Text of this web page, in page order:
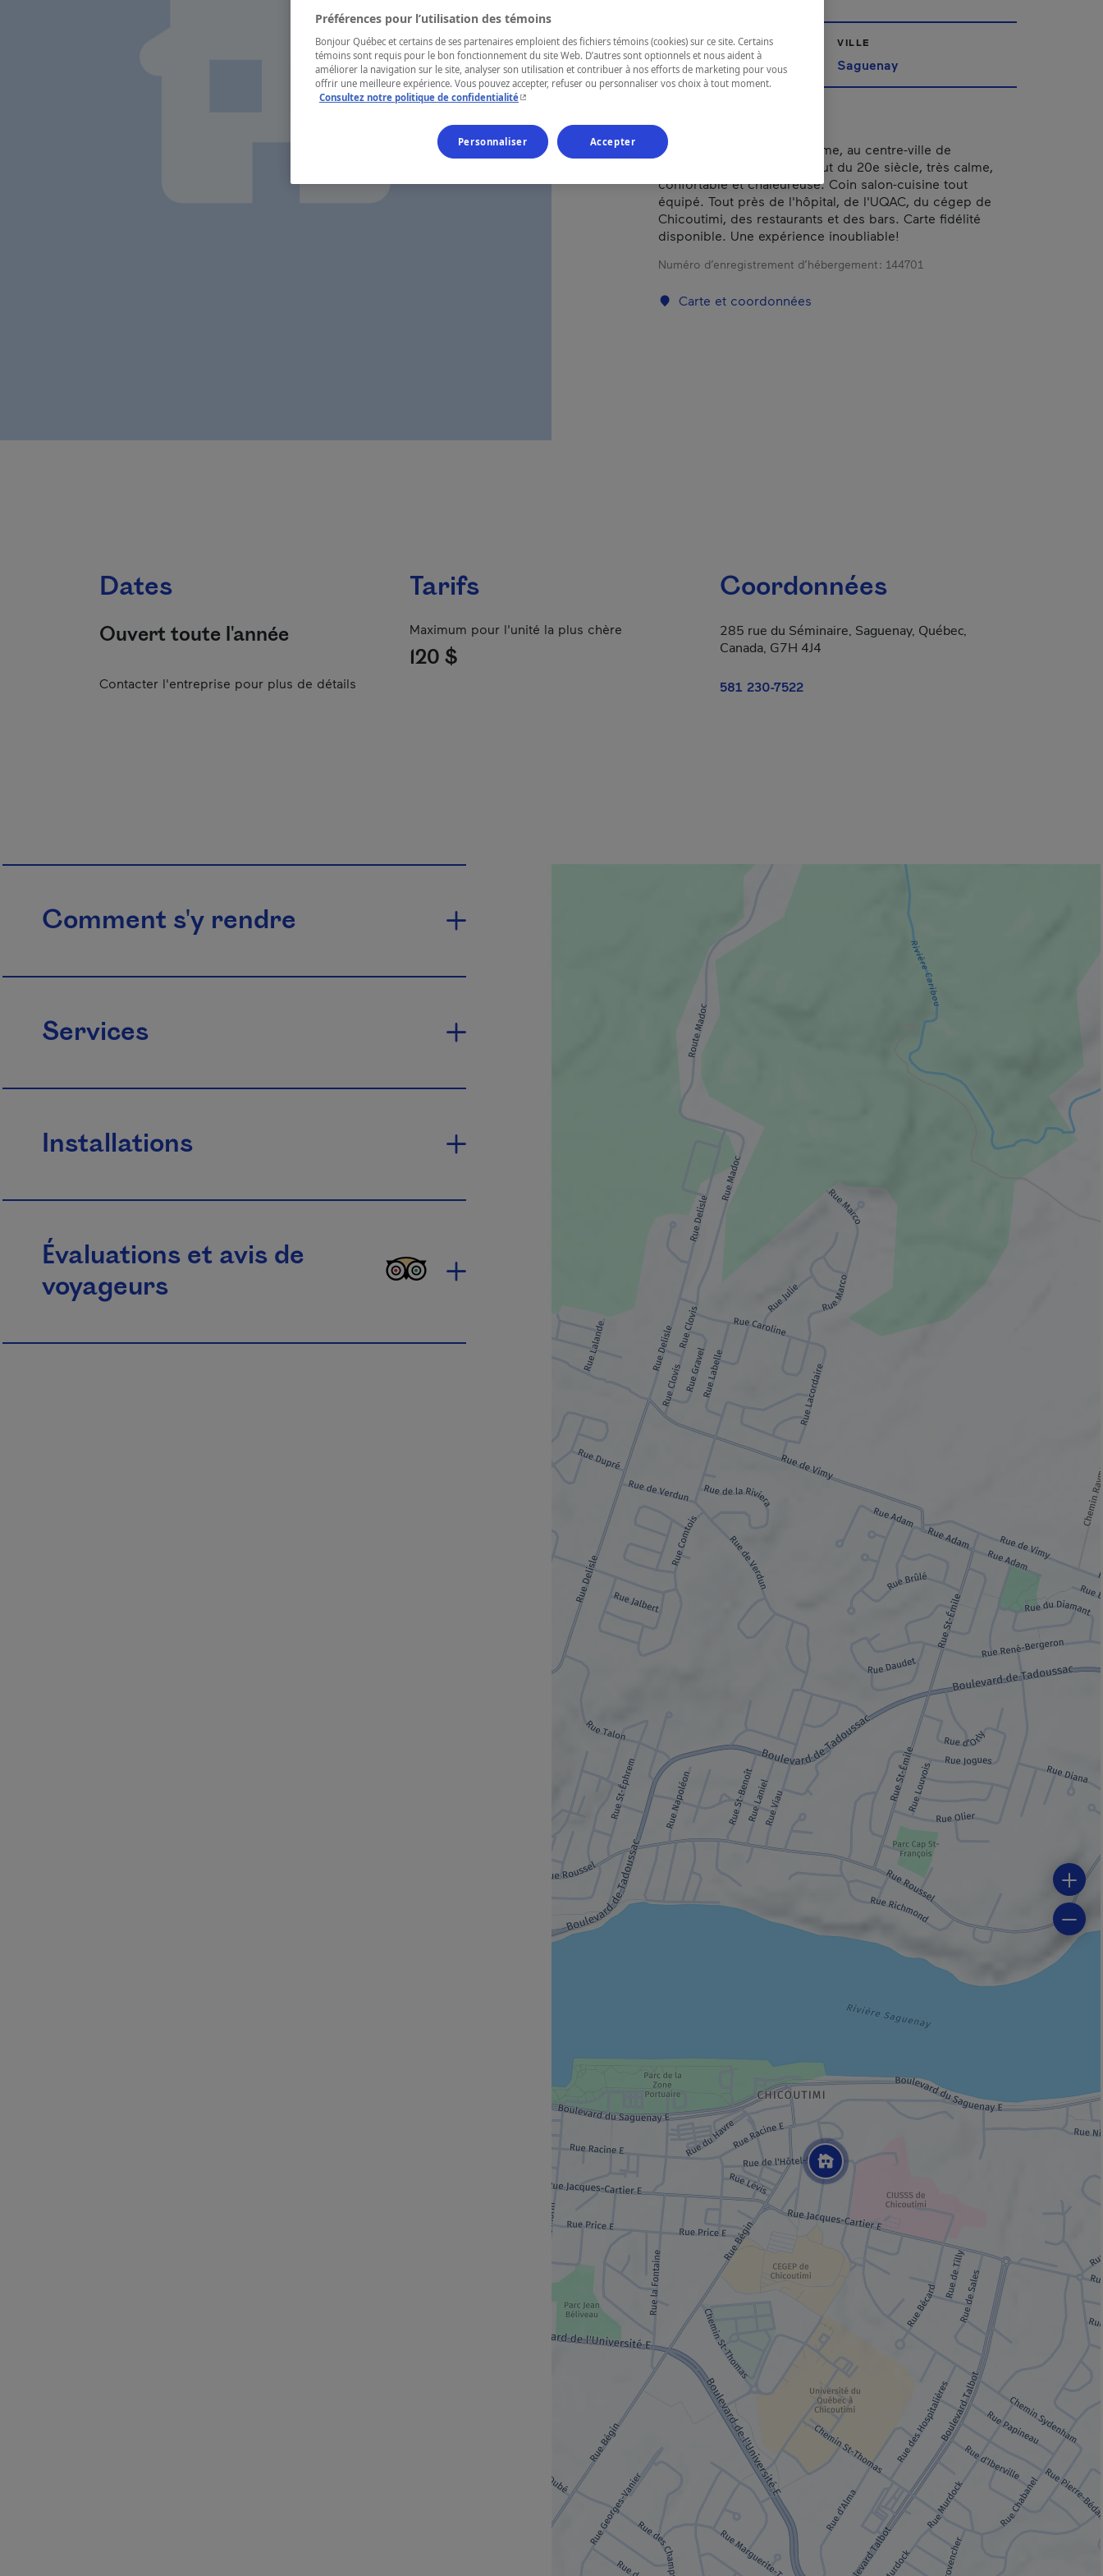
RÉGION
Saguenay—Lac-Saint-Jean
VILLE
Saguenay
Hébergement haut de gamme, au centre-ville de
Chicoutimi. Maison du début du 20e siècle, très calme,
confortable et chaleureuse. Coin salon-cuisine tout
équipé. Tout près de l'hôpital, de l'UQAC, du cégep de
Chicoutimi, des restaurants et des bars. Carte fidélité
disponible. Une expérience inoubliable!
Numéro d’enregistrement d’hébergement : 144701
Carte et coordonnées
Dates
Ouvert toute l'année
Contacter l'entreprise pour plus de détails
Tarifs
Maximum pour l'unité la plus chère
120 $
Coordonnées
285 rue du Séminaire, Saguenay, Québec,
Canada, G7H 4J4
581 230-7522
Comment s'y rendre
Services
Installations
Évaluations et avis de
voyageurs
Préférences pour l’utilisation des témoins
Bonjour Québec et certains de ses partenaires emploient des fichiers témoins (cookies) sur ce site. Certains
témoins sont requis pour le bon fonctionnement du site Web. D’autres sont optionnels et nous aident à
améliorer la navigation sur le site, analyser son utilisation et contribuer à nos efforts de marketing pour vous
offrir une meilleure expérience. Vous pouvez accepter, refuser ou personnaliser vos choix à tout moment.
Consultez notre politique de confidentialité- Cet hyperlien s'ouvrira dans une nouvelle fenêtre.
Personnaliser Accepter